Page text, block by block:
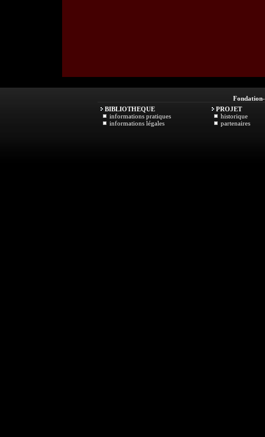
Fondation
BIBLIOTHEQUE
informations pratiques
informations légales
PROJET
historique
partenaires